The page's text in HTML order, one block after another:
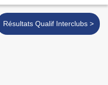
Résultats Qualif Interclubs >